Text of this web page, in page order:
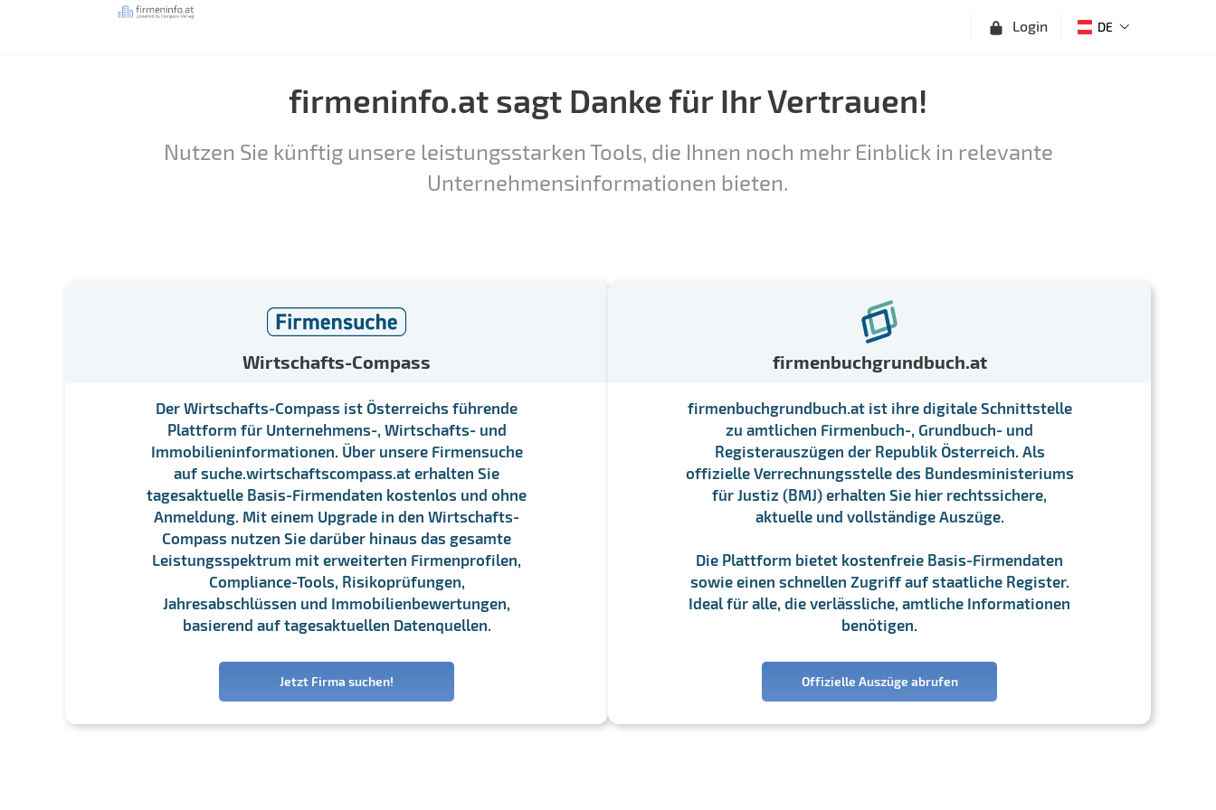
Login DE
firmeninfo.at sagt Danke für Ihr Vertrauen!
Nutzen Sie künftig unsere leistungsstarken Tools, die Ihnen noch mehr Einblick in relevante
Unternehmensinformationen bieten.
Wirtschafts-Compass
Der Wirtschafts-Compass ist Österreichs führende
Plattform für Unternehmens-, Wirtschafts- und
Immobilieninformationen. Über unsere Firmensuche
auf suche.wirtschaftscompass.at erhalten Sie
tagesaktuelle Basis-Firmendaten kostenlos und ohne
Anmeldung. Mit einem Upgrade in den Wirtschafts-
Compass nutzen Sie darüber hinaus das gesamte
Leistungsspektrum mit erweiterten Firmenprofilen,
Compliance-Tools, Risikoprüfungen,
Jahresabschlüssen und Immobilienbewertungen,
basierend auf tagesaktuellen Datenquellen.
Jetzt Firma suchen!
firmenbuchgrundbuch.at
firmenbuchgrundbuch.at ist ihre digitale Schnittstelle
zu amtlichen Firmenbuch-, Grundbuch- und
Registerauszügen der Republik Österreich. Als
offizielle Verrechnungsstelle des Bundesministeriums
für Justiz (BMJ) erhalten Sie hier rechtssichere,
aktuelle und vollständige Auszüge.
Die Plattform bietet kostenfreie Basis-Firmendaten
sowie einen schnellen Zugriff auf staatliche Register.
Ideal für alle, die verlässliche, amtliche Informationen
benötigen.
Offizielle Auszüge abrufen